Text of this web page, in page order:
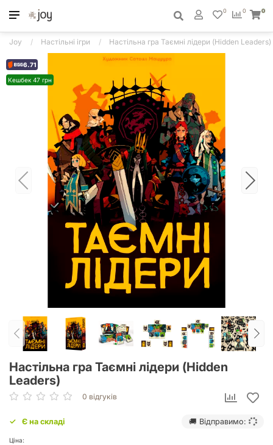
0
0 0
Joy Настільні ігри Настільна гра Таємні лідери (Hidden Leaders)
6.71
Кешбек 47 грн
Настільна гра Таємні лідери (Hidden
Leaders)
0 відгуків
Є на складі 🚚 Відправимо:
Ціна: